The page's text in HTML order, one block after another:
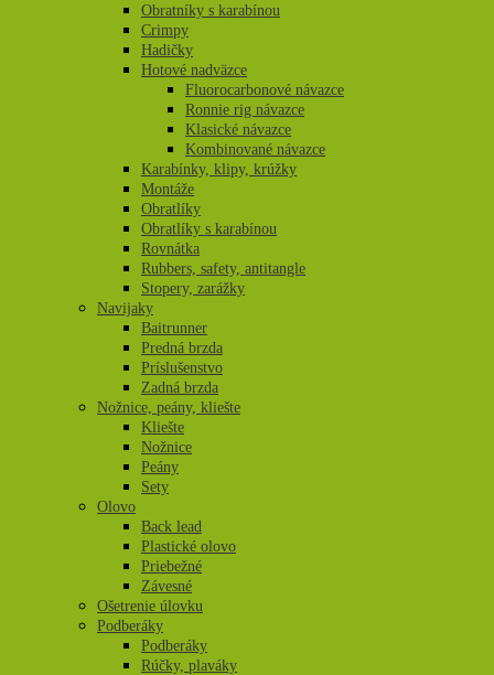
Obratníky s karabínou
Crimpy
Hadičky
Hotové nadväzce
Fluorocarbonové návazce
Ronnie rig návazce
Klasické návazce
Kombinované návazce
Karabínky, klipy, krúžky
Montáže
Obratlíky
Obratlíky s karabínou
Rovnátka
Rubbers, safety, antitangle
Stopery, zarážky
Navijaky
Baitrunner
Predná brzda
Príslušenstvo
Zadná brzda
Nožnice, peány, kliešte
Kliešte
Nožnice
Peány
Sety
Olovo
Back lead
Plastické olovo
Priebežné
Závesné
Ošetrenie úlovku
Podberáky
Podberáky
Rúčky, plaváky